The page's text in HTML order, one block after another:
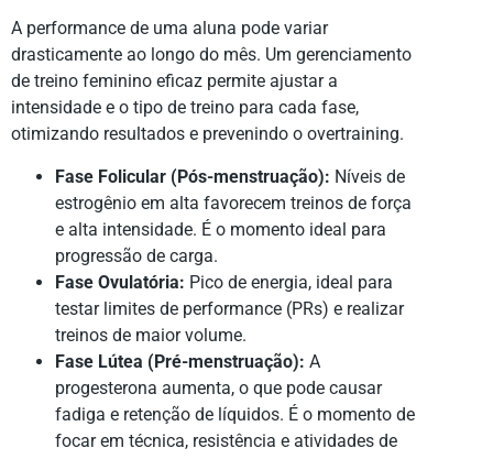
A performance de uma aluna pode variar
drasticamente ao longo do mês. Um gerenciamento
de treino feminino eficaz permite ajustar a
intensidade e o tipo de treino para cada fase,
otimizando resultados e prevenindo o overtraining.
Fase Folicular (Pós-menstruação): Níveis de
estrogênio em alta favorecem treinos de força
e alta intensidade. É o momento ideal para
progressão de carga.
Fase Ovulatória: Pico de energia, ideal para
testar limites de performance (PRs) e realizar
treinos de maior volume.
Fase Lútea (Pré-menstruação): A
progesterona aumenta, o que pode causar
fadiga e retenção de líquidos. É o momento de
focar em técnica, resistência e atividades de